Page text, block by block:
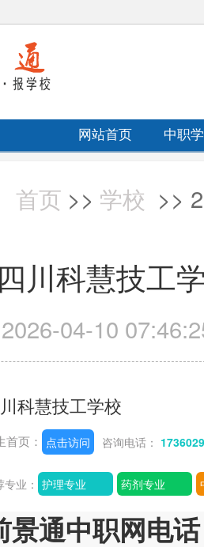
网站首页 中职
首页 >> 学校 >>
川科慧技工
2026-04-10
科慧技工学校
首页： 点击访问 咨询电话：
业： 护理专业 药剂专业
景通中职网电